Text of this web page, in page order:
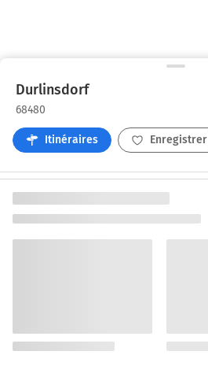
Durlinsdorf
68480
Itinéraires Enregistrer